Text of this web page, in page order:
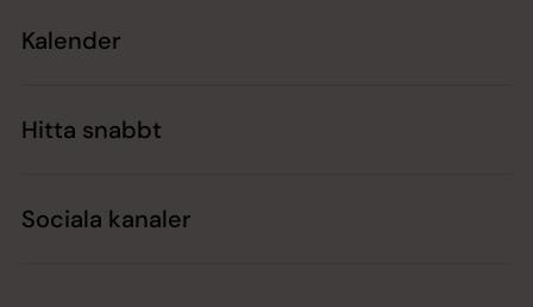
Kalender
Hitta snabbt
Sociala kanaler